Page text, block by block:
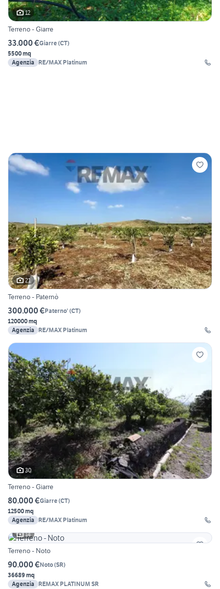
12
Terreno - Giarre
33.000 €Giarre(CT)
5500 mq
Agenzia
RE/MAX Platinum
21
Terreno - Paternò
300.000 €Paterno' (CT)
120000 mq
Agenzia
RE/MAX Platinum
30
Terreno - Giarre
80.000 €Giarre(CT)
12500 mq
Agenzia
RE/MAX Platinum
14
Terreno - Noto
90.000 €Noto(SR)
36689 mq
Agenzia
REMAX PLATINUM SR